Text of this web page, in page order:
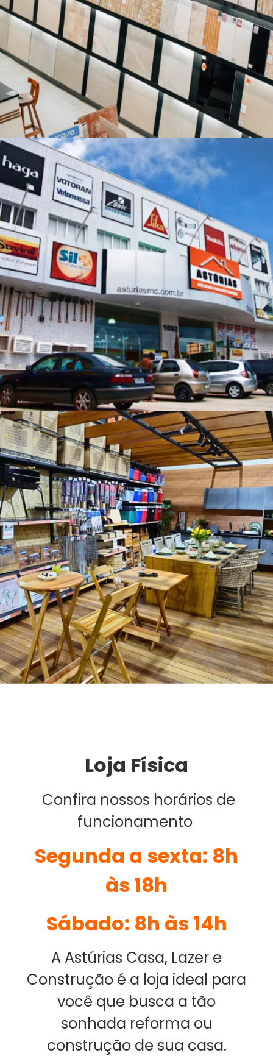
Loja Física
Confira nossos horários de
funcionamento
Segunda a sexta: 8h
às 18h
Sábado: 8h às 14h
A Astúrias Casa, Lazer e
Construção é a loja ideal para
você que busca a tão
sonhada reforma ou
construção de sua casa.